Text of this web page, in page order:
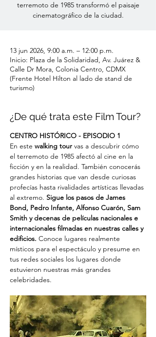
terremoto de 1985 transformó el paisaje
cinematográfico de la ciudad.
13 jun 2026, 9:00 a.m. – 12:00 p.m.
Inicio: Plaza de la Solidaridad, Av. Juárez &
Calle Dr Mora, Colonia Centro, CDMX
(Frente Hotel Hilton al lado de stand de
turismo)
¿De qué trata este Film Tour?
CENTRO HISTÓRICO - EPISODIO 1
En este walking tour vas a descubrir cómo
el terremoto de 1985 afectó al cine en la
ficción y en la realidad. También conocerás
grandes historias que van desde curiosas
profecías hasta rivalidades artísticas llevadas
al extremo. Sigue los pasos de James
Bond, Pedro Infante, Alfonso Cuarón, Sam
Smith y decenas de películas nacionales e
internacionales filmadas en nuestras calles y
edificios. Conoce lugares realmente
místicos para el espectáculo y presume en
tus redes sociales los lugares donde
estuvieron nuestras más grandes
celebridades.